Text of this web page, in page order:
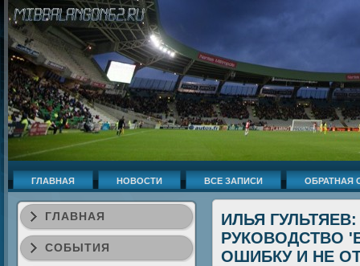
ГЛАВНАЯ НОВОСТИ ВСЕ ЗАПИСИ ОБРАТНАЯ
ГЛАВНАЯ
СОБЫТИЯ
ИЛЬЯ
РУКОВОДСТВО
ОШИБКУ И НЕ